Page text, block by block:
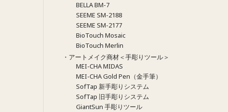
BELLA BM-7
SEEME SM-2188
SEEME SM-2177
BioTouch Mosaic
BioTouch Merlin
・アートメイク商材＜手彫りツール＞
MEI-CHA MIDAS
MEI-CHA Gold Pen（金手筆）
SofTap 新手彫りシステム
SofTap 旧手彫りシステム
GiantSun 手彫りツール